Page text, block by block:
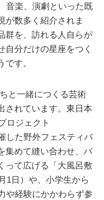
音楽、演劇といった既
が数多く紹介されま
群を、訪れる人自らが
自分だけの星座をつく
す。
と一緒につくる芸術
されています。東日本
ロジェクト
した野外フェスティバ
集めて縫い合わせ、パ
って広げる「大風呂敷
1日）や、小学生から
や経験にかかわらず参